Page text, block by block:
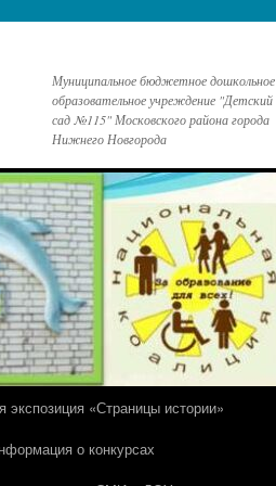
Муниципальное бюджетное дошкольное
образовательное учреждение "Детский
сад №115" Московского района города
Нижнего Новгорода
экспозиция «Страницы истории»
о конкурсах